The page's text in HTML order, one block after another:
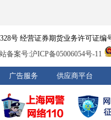
号 经营证券期货业务许可证编
备案号:沪ICP备05006054号-11
广告服务 供应商平台